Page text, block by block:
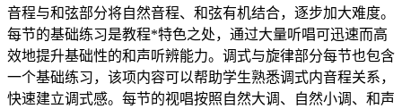
音程与和弦部分将自然音程、和弦有机结合，逐步加大难度。
每节的基础练习是教程*特色之处，通过大量听唱可迅速而高
效地提升基础性的和声听辨能力。调式与旋律部分每节也包含
一个基础练习，该项内容可以帮助学生熟悉调式内音程关系，
快速建立调式感。每节的视唱按照自然大调、自然小调、和声